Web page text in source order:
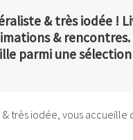
& très iodée !
& rencontres.
parmi une
très iodée, vous